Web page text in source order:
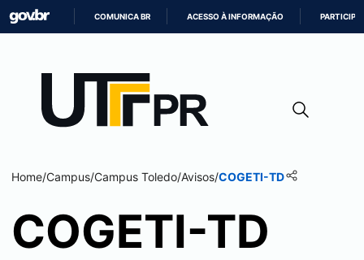
CONTEÚDO
COMUNICA BR ACESSO À INFORMAÇÃO PARTICIPE
Home/Campus/Campus Toledo/Avisos/COGETI-TD
COGETI-TD